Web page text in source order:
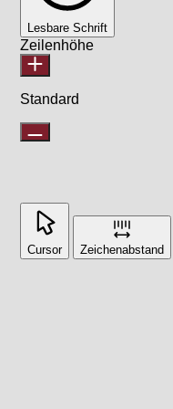
Lesbare Schrift
Zeilenhöhe
Standard
Cursor Zeichenabstand